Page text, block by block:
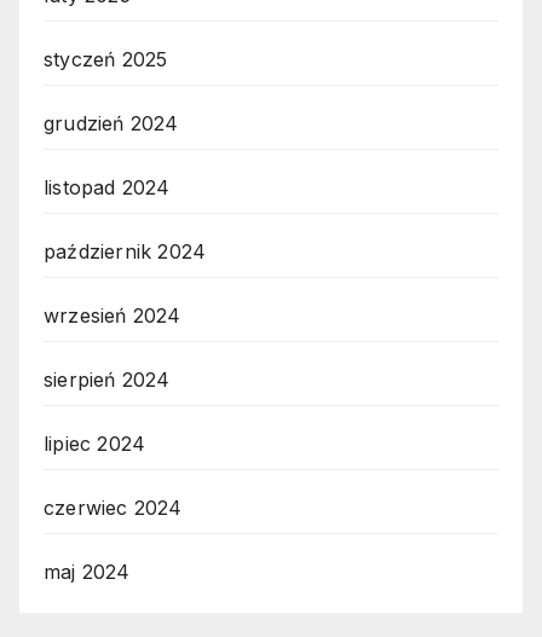
styczeń 2025
grudzień 2024
listopad 2024
październik 2024
wrzesień 2024
sierpień 2024
lipiec 2024
czerwiec 2024
maj 2024